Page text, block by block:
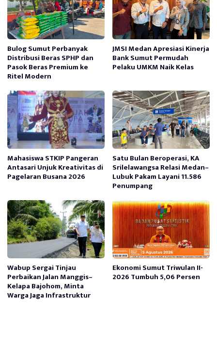
Bulog Sumut Perbanyak
Distribusi Beras SPHP dan
Pasok Beras Premium ke
Ritel Modern
JMSI Medan Apresiasi Kinerja
Bank Sumut Permudah
Pelaku UMKM Naik Kelas
Mahasiswa STKIP Pangeran
Antasari Unjuk Kreativitas di
Pagelaran Busana 2026
Satu Bulan Beroperasi, KA
Srilelawangsa Relasi Medan–
Lubuk Pakam Layani 11.586
Penumpang
Wabup Sergai Tinjau
Perbaikan Jalan Manggis–
Kelapa Bajohom, Minta
Warga Jaga Infrastruktur
Ekonomi Sumut Triwulan II-
2026 Tumbuh 5,06 Persen